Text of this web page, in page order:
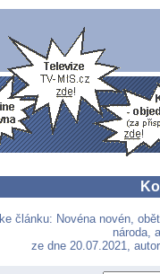
ke článku: Novéna novén,
národa,
ze dne 20.07.2021,